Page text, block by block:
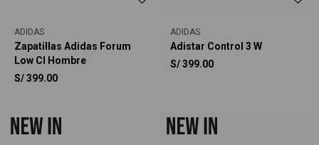
ADIDAS
Zapatillas Adidas Forum
Low Cl Hombre
S/399.00
ADIDAS
Adistar Control 3 W
S/399.00